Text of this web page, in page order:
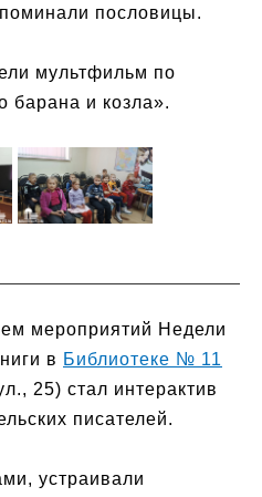
пословицы.
мультфильм по
барана и козла».
мероприятий Недели
в Библиотеке № 11
25) стал интерактив
писателей.
устраивали